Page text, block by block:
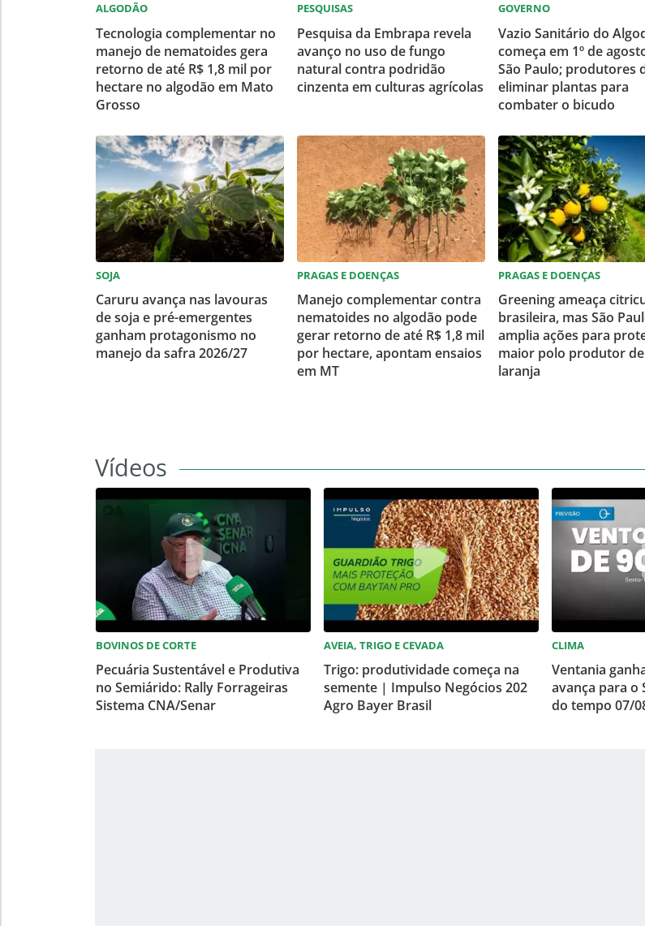
ALGODÃO
Tecnologia complementar no
manejo de nematoides gera
retorno de até R$ 1,8 mil por
hectare no algodão em Mato
Grosso
PESQUISAS
Pesquisa da Embrapa revela
avanço no uso de fungo
natural contra podridão
cinzenta em culturas agrícolas
GOVERNO
Vazio Sanitário do
começa em 1º de
São Paulo; produtores
eliminar plantas para
combater o bicudo
SOJA
Caruru avança nas lavouras
de soja e pré-emergentes
ganham protagonismo no
manejo da safra 2026/27
PRAGAS E DOENÇAS
Manejo complementar contra
nematoides no algodão pode
gerar retorno de até R$ 1,8 mil
por hectare, apontam ensaios
em MT
PRAGAS E DOENÇAS
Greening ameaça
brasileira, mas São
amplia ações para
maior polo produtor de
laranja
Vídeos
BOVINOS DE CORTE
Pecuária Sustentável e Produtiva
no Semiárido: Rally Forrageiras
Sistema CNA/Senar
AVEIA, TRIGO E CEVADA
Trigo: produtividade começa na
semente | Impulso Negócios 202
Agro Bayer Brasil
CLIMA
Ventania
avança para o
do tempo 07/